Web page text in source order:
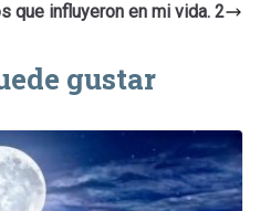
que influyeron en mi vida. 2
gustar